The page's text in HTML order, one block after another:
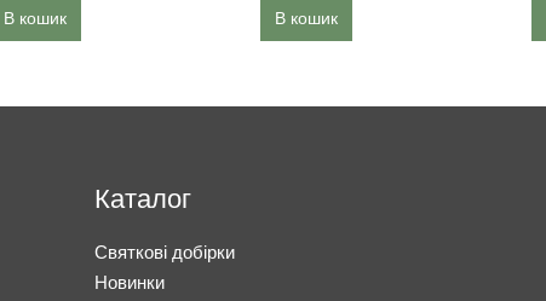
В кошик В кошик
Каталог
Святкові добірки
Новинки